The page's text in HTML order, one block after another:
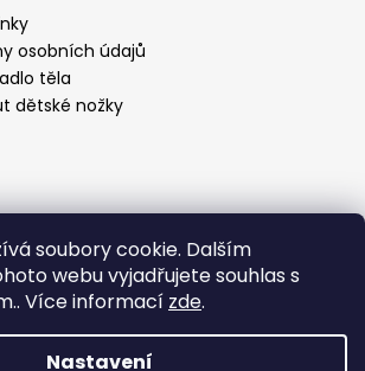
soubory cookie. Dalším
webu vyjadřujete souhlas s
Více informací zde.
Nastavení
osobních údajů
těla
dětské nožky